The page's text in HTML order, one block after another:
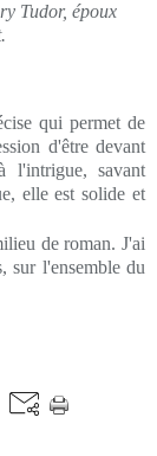
Tudor, époux
qui permet de
d'être devant
l'intrigue, savant
elle est solide et
de roman. J'ai
sur l'ensemble du